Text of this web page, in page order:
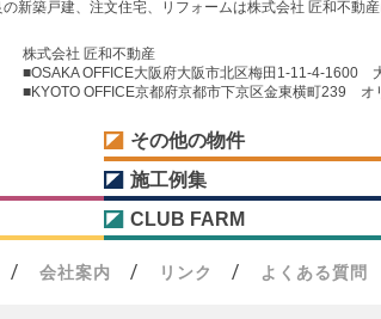
新築戸建、注文住宅、リフォームは株式会社 匠和不動産
株式会社 匠和不動産
■OSAKA OFFICE大阪府大阪市北区梅田1-11-4-1600
■KYOTO OFFICE京都府京都市下京区金東横町239 オ
その他の物件
施工例集
CLUB FARM
会社案内 リンク よくある質問